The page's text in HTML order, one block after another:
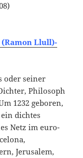
(Ramon Llull)-
oder seiner
Philosoph
1232 geboren,
dichtes
Netz im euro-
Jerusalem,